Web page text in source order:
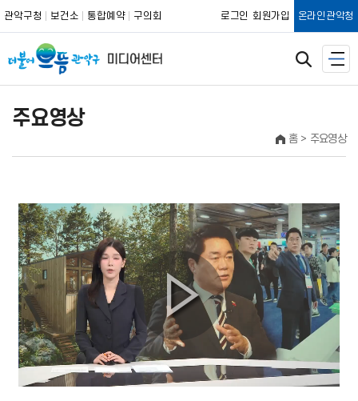
관악구청 보건소 통합예약 구의회 로그인 회원가입 온라인관악청
주요영상
홈 주요영상